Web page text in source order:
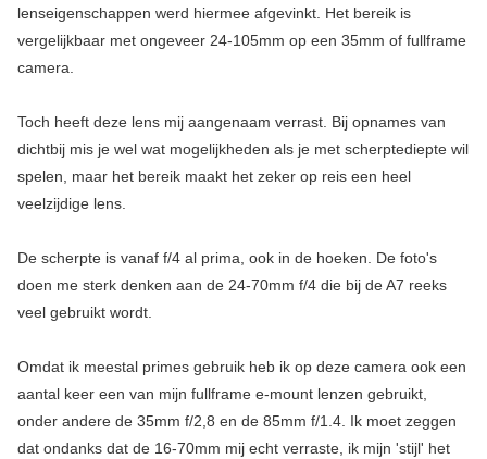
lenseigenschappen werd hiermee afgevinkt. Het bereik is
vergelijkbaar met ongeveer 24-105mm op een 35mm of fullframe
camera.
Toch heeft deze lens mij aangenaam verrast. Bij opnames van
dichtbij mis je wel wat mogelijkheden als je met scherptediepte wil
spelen, maar het bereik maakt het zeker op reis een heel
veelzijdige lens.
De scherpte is vanaf f/4 al prima, ook in de hoeken. De foto's
doen me sterk denken aan de 24-70mm f/4 die bij de A7 reeks
veel gebruikt wordt.
Omdat ik meestal primes gebruik heb ik op deze camera ook een
aantal keer een van mijn fullframe e-mount lenzen gebruikt,
onder andere de 35mm f/2,8 en de 85mm f/1.4. Ik moet zeggen
dat ondanks dat de 16-70mm mij echt verraste, ik mijn 'stijl' het